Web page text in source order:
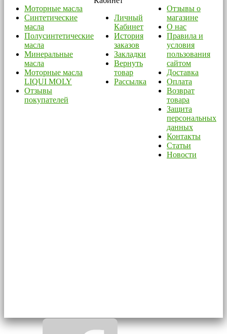
Моторные масла
Синтетические
масла
Полусинтетические
масла
Минеральные
масла
Моторные масла
LIQUI MOLY
Отзывы
покупателей
Личный
Кабинет
История
заказов
Закладки
Вернуть
товар
Рассылка
Отзывы о
магазине
О нас
Правила и
условия
пользования
сайтом
Доставка
Оплата
Возврат
товара
Защита
персональных
данных
Контакты
Статьи
Новости